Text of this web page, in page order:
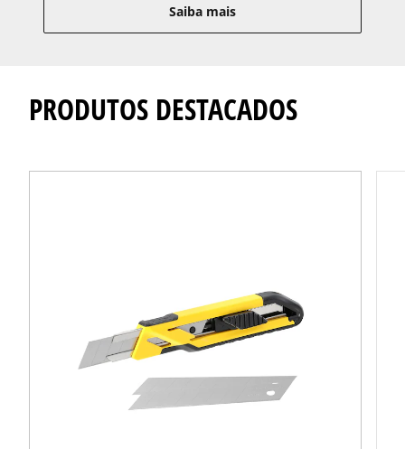
Saiba mais
PRODUTOS DESTACADOS